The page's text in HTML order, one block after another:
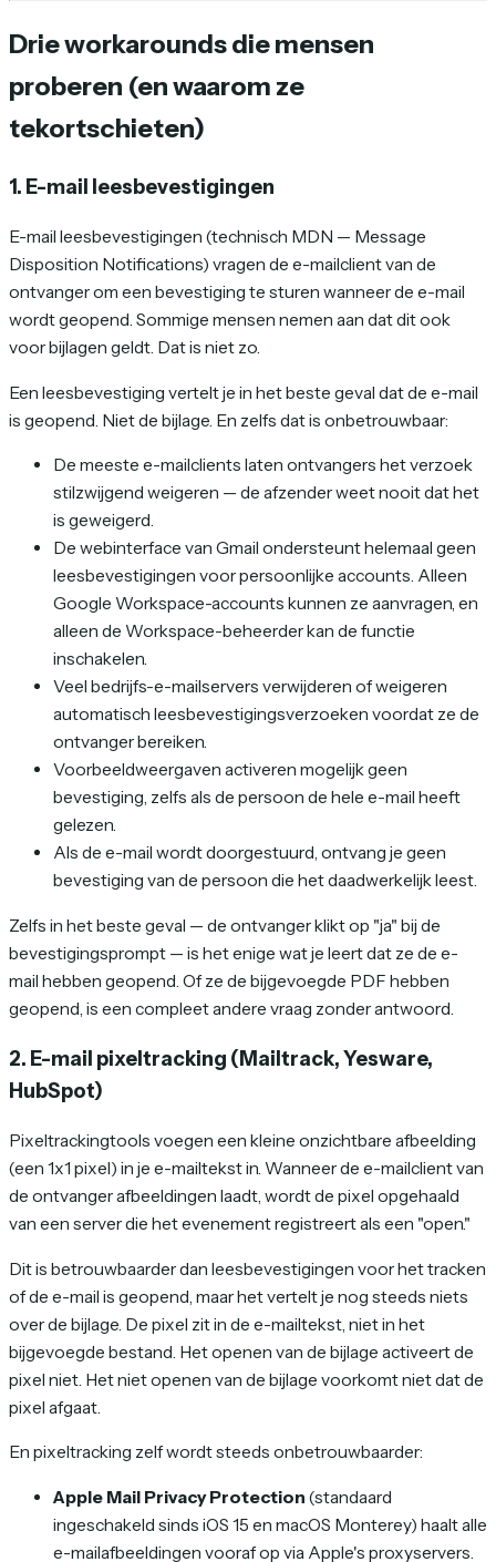
Drie workarounds die mensen
proberen (en waarom ze
tekortschieten)
1. E-mail leesbevestigingen
E-mail leesbevestigingen (technisch MDN — Message
Disposition Notifications) vragen de e-mailclient van de
ontvanger om een bevestiging te sturen wanneer de e-mail
wordt geopend. Sommige mensen nemen aan dat dit ook
voor bijlagen geldt. Dat is niet zo.
Een leesbevestiging vertelt je in het beste geval dat de e-mail
is geopend. Niet de bijlage. En zelfs dat is onbetrouwbaar:
De meeste e-mailclients laten ontvangers het verzoek
stilzwijgend weigeren — de afzender weet nooit dat het
is geweigerd.
De webinterface van Gmail ondersteunt helemaal geen
leesbevestigingen voor persoonlijke accounts. Alleen
Google Workspace-accounts kunnen ze aanvragen, en
alleen de Workspace-beheerder kan de functie
inschakelen.
Veel bedrijfs-e-mailservers verwijderen of weigeren
automatisch leesbevestigingsverzoeken voordat ze de
ontvanger bereiken.
Voorbeeldweergaven activeren mogelijk geen
bevestiging, zelfs als de persoon de hele e-mail heeft
gelezen.
Als de e-mail wordt doorgestuurd, ontvang je geen
bevestiging van de persoon die het daadwerkelijk leest.
Zelfs in het beste geval — de ontvanger klikt op "ja" bij de
bevestigingsprompt — is het enige wat je leert dat ze de e-
mail hebben geopend. Of ze de bijgevoegde PDF hebben
geopend, is een compleet andere vraag zonder antwoord.
2. E-mail pixeltracking (Mailtrack, Yesware,
HubSpot)
Pixeltrackingtools voegen een kleine onzichtbare afbeelding
(een 1x1 pixel) in je e-mailtekst in. Wanneer de e-mailclient van
de ontvanger afbeeldingen laadt, wordt de pixel opgehaald
van een server die het evenement registreert als een "open."
Dit is betrouwbaarder dan leesbevestigingen voor het tracken
of de e-mail is geopend, maar het vertelt je nog steeds niets
over de bijlage. De pixel zit in de e-mailtekst, niet in het
bijgevoegde bestand. Het openen van de bijlage activeert de
pixel niet. Het niet openen van de bijlage voorkomt niet dat de
pixel afgaat.
En pixeltracking zelf wordt steeds onbetrouwbaarder:
Apple Mail Privacy Protection (standaard
ingeschakeld sinds iOS 15 en macOS Monterey) haalt alle
e-mailafbeeldingen vooraf op via Apple's proxyservers.